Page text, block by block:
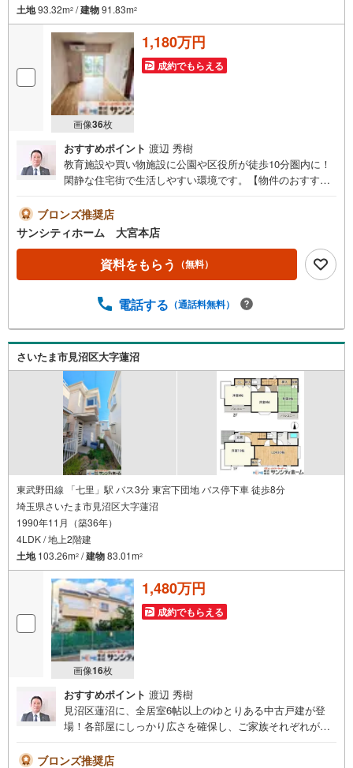
土地93.32m2 /建物91.83m2
画像36枚
1,180万円
成約でもらえる
おすすめポイント 渡辺 秀樹
教育施設や買い物施設に公園や区役所が徒歩10分圏内に！
閑静な住宅街で生活しやすい環境です。【物件のおすすめ
商業施設が充実しており、買い物や日用品の調達もスムー
ズ！ 静かな住宅街で、ゆったりとした時間を過ごしたい方
におすすめです。あなたの新生活をこのお住まいから始め
ませんか？住宅ローンのご相談も承ります！お気軽にご連
絡下さい。専門のファイナンシャルプランナーがお客様の
動産のことならサンシティホーム大宮本店まで。皆様のご
ブロンズ推奨店
サンシティホーム 大宮本店
資料をもらう （無料）
電話する （通話料無料）
さいたま市見沼区大字蓮沼
東武野田線 「七里」駅 バス3分 東宮下団地 バス停下車 徒歩8分
埼玉県さいたま市見沼区大字蓮沼
1990年11月（築36年）
4LDK / 地上2階建
土地103.26m2 /建物83.01m2
画像16枚
1,480万円
成約でもらえる
おすすめポイント 渡辺 秀樹
見沼区蓮沼に、全居室6帖以上のゆとりある中古戸建が登
場！各部屋にしっかり広さを確保し、ご家族それぞれが快
間やくつろぎ空間としても活用可能。バルコニーは2ヶ所あ
ブロンズ推奨店